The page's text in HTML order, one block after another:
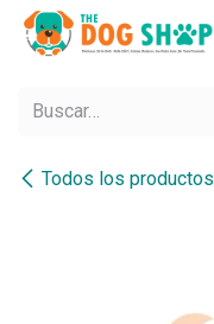
Ir al contenido
Todos los productos